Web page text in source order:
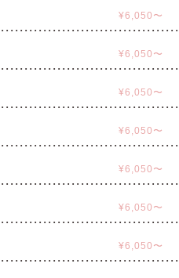
¥6,050〜
¥6,050〜
¥6,050〜
¥6,050〜
¥6,050〜
¥6,050〜
¥6,050〜